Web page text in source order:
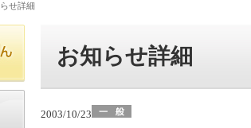
せ詳細
お知らせ詳細
2003/10/23